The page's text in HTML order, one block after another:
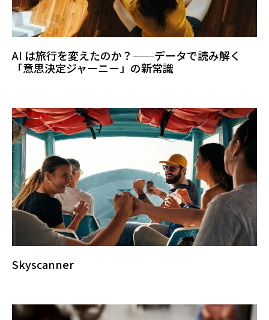
AI は旅行を変えたのか？──データで読み解く
「意思決定ジャーニー」の新常識
Skyscanner